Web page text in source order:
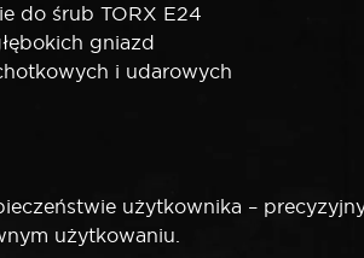
do śrub TORX E24
gniazd
i udarowych
użytkownika –
użytkowaniu.